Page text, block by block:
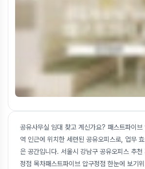
공유사무실 임대 찾고 계신가요? 패스트파이브
역 인근에 위치한 세련된 공유오피스로, 업무
은 공간입니다. 서울시 강남구 공유오피스 추천
정점 목차패스트파이브 압구정점 한눈에 보기